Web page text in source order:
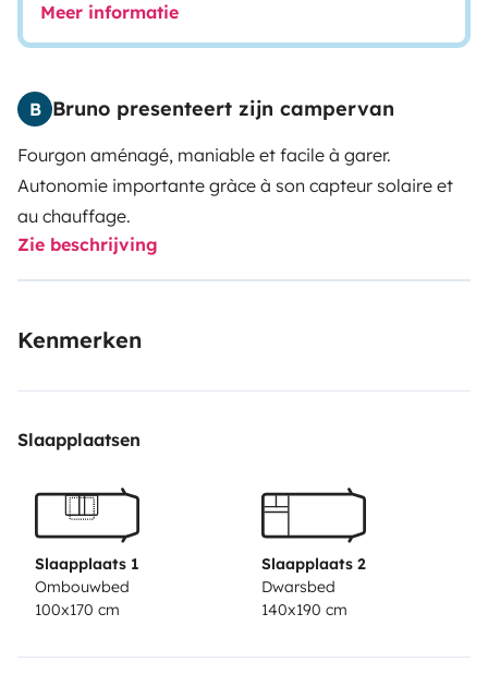
Meer informatie
B Bruno presenteert zijn campervan
Fourgon aménagé, maniable et facile à garer.
Autonomie importante gràce à son capteur solaire et
au chauffage.
Zie beschrijving
Kenmerken
Slaapplaatsen
Slaapplaats 1
Ombouwbed
100x170 cm
Slaapplaats 2
Dwarsbed
140x190 cm